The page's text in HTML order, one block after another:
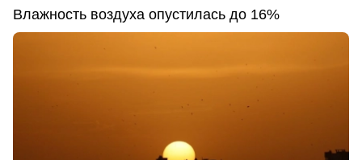
Влажность воздуха опустилась до 16%